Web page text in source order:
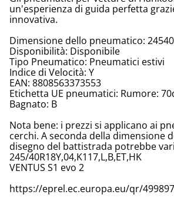
un'esperienza di guida perfetta
innovativa.
Dimensione dello pneumatico:
Disponibilità: Disponibile
Tipo Pneumatico: Pneumatici estivi
Indice di Velocità: Y
EAN: 8808563373553
Etichetta UE pneumatici: Rumore:
Bagnato: B
Nota bene: i prezzi si applicano ai
cerchi. A seconda della dimensione
disegno del battistrada potrebbe
245/40R18Y,04,K117,L,B,ET,HK
VENTUS S1 evo 2
https://eprel.ec.europa.eu/qr/499897